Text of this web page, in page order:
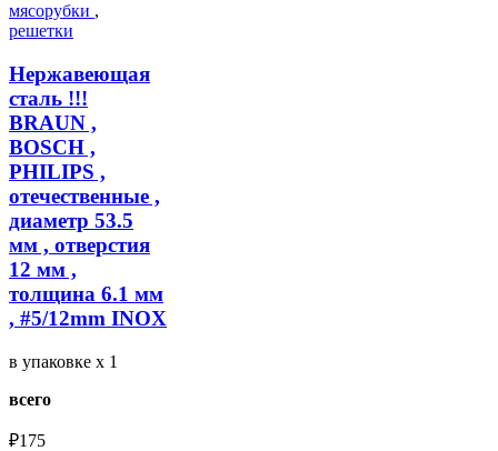
мясорубки ,
решетки
Нержавеющая
сталь !!!
BRAUN ,
BOSCH ,
PHILIPS ,
отечественные ,
диаметр 53.5
мм , отверстия
12 мм ,
толщина 6.1 мм
, #5/12mm INOX
в упаковке x 1
всего
₽175